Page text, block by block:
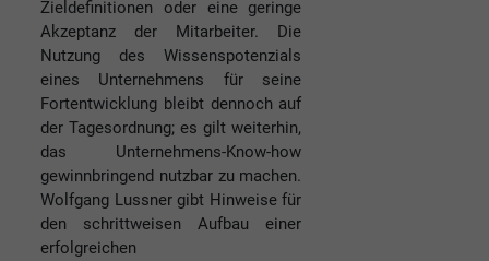
Zieldefinitionen oder eine geringe
Akzeptanz der Mitarbeiter. Die
Nutzung des Wissenspotenzials
eines Unternehmens für seine
Fortentwicklung bleibt dennoch auf
der Tagesordnung; es gilt weiterhin,
das Unternehmens-Know-how
gewinnbringend nutzbar zu machen.
Wolfgang Lussner gibt Hinweise für
den schrittweisen Aufbau einer
erfolgreichen